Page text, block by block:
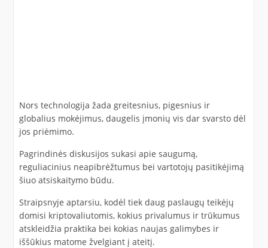
Nors technologija žada greitesnius, pigesnius ir
globalius mokėjimus, daugelis įmonių vis dar svarsto dėl
jos priėmimo.
Pagrindinės diskusijos sukasi apie saugumą,
reguliacinius neapibrėžtumus bei vartotojų pasitikėjimą
šiuo atsiskaitymo būdu.
Straipsnyje aptarsiu, kodėl tiek daug paslaugų teikėjų
domisi kriptovaliutomis, kokius privalumus ir trūkumus
atskleidžia praktika bei kokias naujas galimybes ir
iššūkius matome žvelgiant į ateitį.